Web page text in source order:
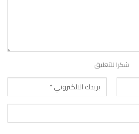
شكرا للتعليق